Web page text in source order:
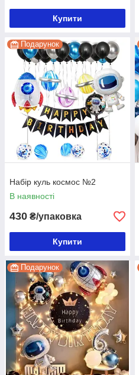
Купити
Подарунок
Набір куль космос №2
В наявності
430 ₴/упаковка
Купити
Подарунок